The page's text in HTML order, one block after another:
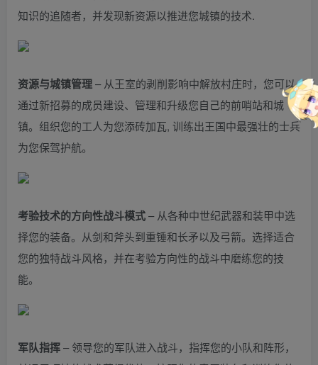
知识的追随者，并发现新资源以推进您城镇的技术.
资源与城镇管理– 从王室的剥削影响中解放村庄时，您可以
通过新招募的成员建设、管理和升级您自己的前哨站和城
镇。组织您的工人为您添砖加瓦, 训练出王国中最强壮的士兵
为您保驾护航。
考验技术的方向性战斗模式– 从各种中世纪武器和装甲中选
择您的装备。从剑和斧头到重锤和长矛以及弓箭。选择适合
您的独特战斗风格，并在考验方向性的战斗中磨练您的技
能。
军队指挥– 领导您的军队进入战斗，指挥您的小队和阵形，